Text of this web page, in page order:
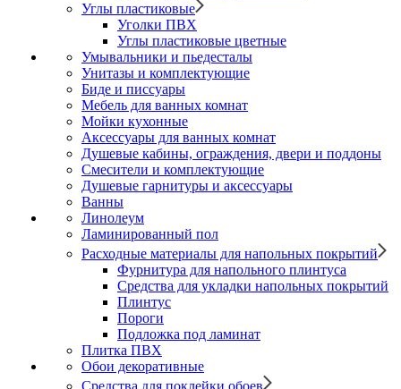
Углы пластиковые
Уголки ПВХ
Углы пластиковые цветные
Умывальники и пьедесталы
Унитазы и комплектующие
Биде и писсуары
Мебель для ванных комнат
Мойки кухонные
Аксессуары для ванных комнат
Душевые кабины, ограждения, двери и поддоны
Смесители и комплектующие
Душевые гарнитуры и аксессуары
Ванны
Линолеум
Ламинированный пол
Расходные материалы для напольных покрытий
Фурнитура для напольного плинтуса
Средства для укладки напольных покрытий
Плинтус
Пороги
Подложка под ламинат
Плитка ПВХ
Обои декоративные
Средства для поклейки обоев